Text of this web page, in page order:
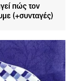
πώς τον
(+συνταγές)